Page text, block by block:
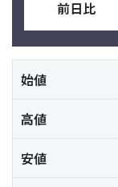
前日比
始値
高値
安値